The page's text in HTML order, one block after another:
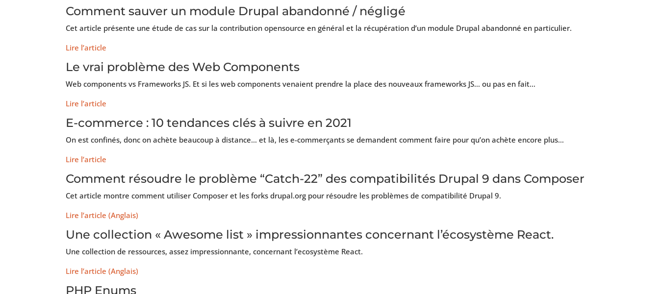
Comment sauver un module Drupal abandonné / négligé
Cet article présente une étude de cas sur la contribution opensource en général et la récupération d’un module Drupal abandonné en particulier.
Lire l’article
Le vrai problème des Web Components
Web components vs Frameworks JS. Et si les web components venaient prendre la place des nouveaux frameworks JS… ou pas en fait…
Lire l’article
E-commerce : 10 tendances clés à suivre en 2021
On est confinés, donc on achète beaucoup à distance… et là, les e-commerçants se demandent comment faire pour qu’on achète encore plus…
Lire l’article
Comment résoudre le problème “Catch-22” des compatibilités Drupal 9 dans Composer
Cet article montre comment utiliser Composer et les forks drupal.org pour résoudre les problèmes de compatibilité Drupal 9.
Lire l’article (Anglais)
Une collection « Awesome list » impressionnantes concernant l’écosystème React.
Une collection de ressources, assez impressionnante, concernant l’ecosystème React.
Lire l’article (Anglais)
PHP Enums